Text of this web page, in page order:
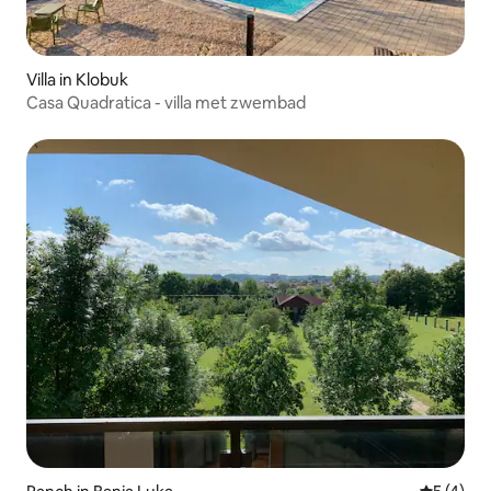
Villa in Klobuk
Casa Quadratica - villa met zwembad